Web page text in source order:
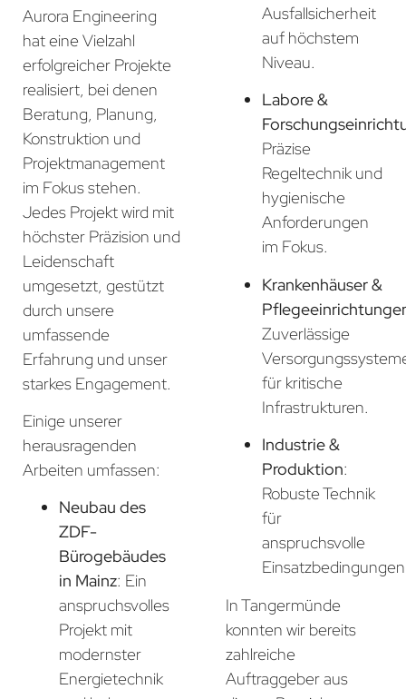
Aurora Engineering
hat eine Vielzahl
erfolgreicher Projekte
realisiert, bei denen
Beratung, Planung,
Konstruktion und
Projektmanagement
im Fokus stehen.
Jedes Projekt wird mit
höchster Präzision und
Leidenschaft
umgesetzt, gestützt
durch unsere
umfassende
Erfahrung und unser
starkes Engagement.
Einige unserer
herausragenden
Arbeiten umfassen:
Neubau des
ZDF-
Bürogebäudes
in Mainz: Ein
anspruchsvolles
Projekt mit
modernster
Energietechnik
Ausfallsicherheit
auf höchstem
Niveau.
Labore &
Präzise
Regeltechnik und
hygienische
Anforderungen
im Fokus.
Krankenhäuser &
Zuverlässige
für kritische
Infrastrukturen.
Industrie &
Produktion:
Robuste Technik
für
anspruchsvolle
In Tangermünde
konnten wir bereits
zahlreiche
Auftraggeber aus